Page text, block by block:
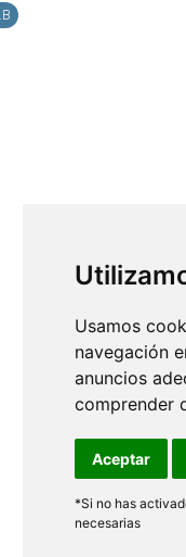
Usamos
navegación
anuncios
comprender
Aceptar
*Si no has
necesarias